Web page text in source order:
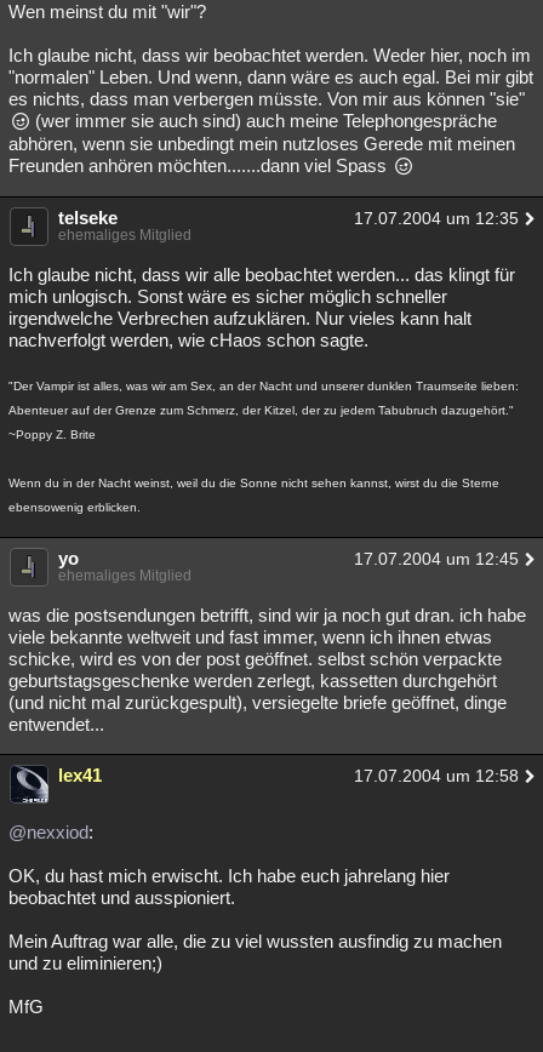
Wen meinst du mit "wir"?
Ich glaube nicht, dass wir beobachtet werden. Weder hier, noch im
"normalen" Leben. Und wenn, dann wäre es auch egal. Bei mir gibt
es nichts, dass man verbergen müsste. Von mir aus können "sie"
(wer immer sie auch sind) auch meine Telephongespräche
abhören, wenn sie unbedingt mein nutzloses Gerede mit meinen
Freunden anhören möchten.......dann viel Spass
telseke 17.07.2004 um 12:35
ehemaliges Mitglied
Ich glaube nicht, dass wir alle beobachtet werden... das klingt für
mich unlogisch. Sonst wäre es sicher möglich schneller
irgendwelche Verbrechen aufzuklären. Nur vieles kann halt
nachverfolgt werden, wie cHaos schon sagte.
"Der Vampir ist alles, was wir am Sex, an der Nacht und unserer dunklen Traumseite lieben:
Abenteuer auf der Grenze zum Schmerz, der Kitzel, der zu jedem Tabubruch dazugehört."
~Poppy Z. Brite
Wenn du in der Nacht weinst, weil du die Sonne nicht sehen kannst, wirst du die Sterne
ebensowenig erblicken.
yo 17.07.2004 um 12:45
ehemaliges Mitglied
was die postsendungen betrifft, sind wir ja noch gut dran. ich habe
viele bekannte weltweit und fast immer, wenn ich ihnen etwas
schicke, wird es von der post geöffnet. selbst schön verpackte
geburtstagsgeschenke werden zerlegt, kassetten durchgehört
(und nicht mal zurückgespult), versiegelte briefe geöffnet, dinge
entwendet...
lex41 17.07.2004 um 12:58
@nexxiod:
OK, du hast mich erwischt. Ich habe euch jahrelang hier
beobachtet und ausspioniert.
Mein Auftrag war alle, die zu viel wussten ausfindig zu machen
und zu eliminieren;)
MfG